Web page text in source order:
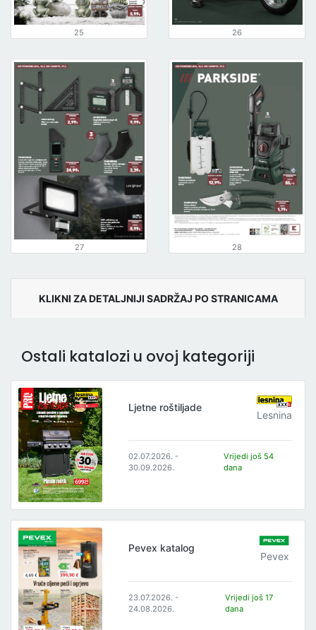
25 26
27 28
KLIKNI ZA DETALJNIJI SADRŽAJ PO STRANICAMA
Ostali katalozi u ovoj kategoriji
Ljetne roštiljade
Lesnina
02.07.2026. -
30.09.2026.
Vrijedi još 54
dana
Pevex katalog
Pevex
23.07.2026. -
24.08.2026.
Vrijedi još 17
dana